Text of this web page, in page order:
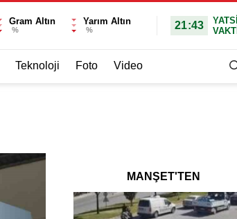
Gram Altın
%
Yarım Altın
% 21:43
YATSI
VAKTİ
Teknoloji Foto Video
MANŞET'TEN